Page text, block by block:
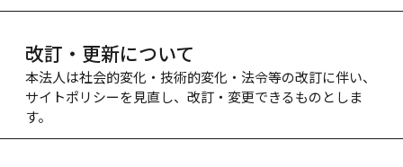
改訂・更新について
本法人は社会的変化・技術的変化・法令等の改訂に伴い、
サイトポリシーを見直し、改訂・変更できるものとしま
す。